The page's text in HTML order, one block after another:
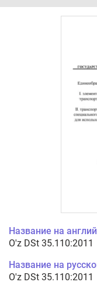
Название на
O'z DSt 35.110:2011
Название на
O'z DSt 35.110:2011